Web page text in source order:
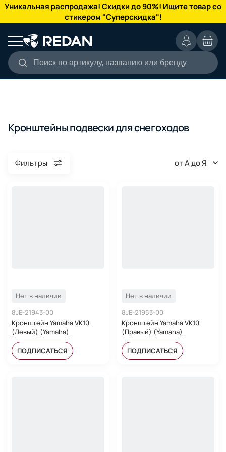
Уникальная распродажа! Скидки до 90%! Ищите товар со
стикером "Суперскидка"!
Поиск по артикулу, названию или бренду
КАТАЛОГ
Кронштейны подвески для снегоходов
Фильтры от А до Я
Нет в наличии
8JE-21943-00
Кронштейн Yamaha VK10
(Левый) (Yamaha)
ПОДПИСАТЬСЯ
Нет в наличии
8JE-21953-00
Кронштейн Yamaha VK10
(Правый) (Yamaha)
ПОДПИСАТЬСЯ